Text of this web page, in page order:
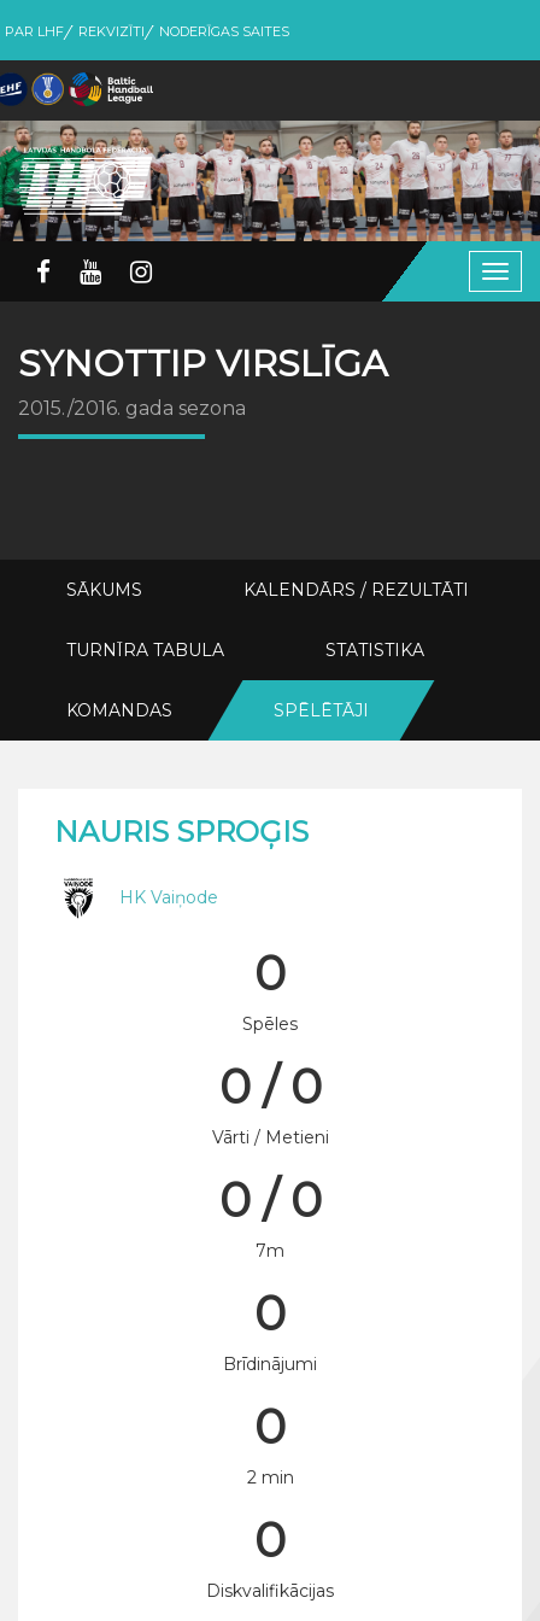
PAR LHF REKVIZĪTI NODERĪGAS SAITES
SYNOTTIP VIRSLĪGA
2015./2016. gada sezona
SĀKUMS KALENDĀRS / REZULTĀTI
TURNĪRA TABULA STATISTIKA
KOMANDAS SPĒLĒTĀJI
NAURIS SPROĢIS
HK Vaiņode
0
Spēles
0 / 0
Vārti / Metieni
0 / 0
7m
0
Brīdinājumi
0
2 min
0
Diskvalifikācijas